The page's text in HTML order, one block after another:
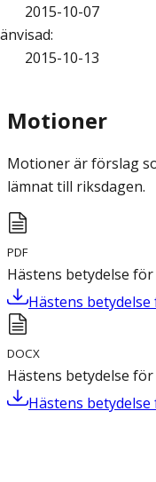
2015-10-07
:
2015-10-13
Motioner
Motioner är förslag
lämnat till riksdagen.
PDF
Hästens betydelse för
Hästens
DOCX
Hästens betydelse för
Hästens